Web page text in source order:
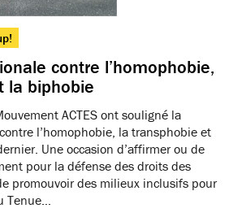
contre l’homophobie,
la biphobie
ACTES ont souligné la
l’homophobie, la transphobie et
Une occasion d’affirmer ou de
pour la défense des droits des
promouvoir des milieux inclusifs pour